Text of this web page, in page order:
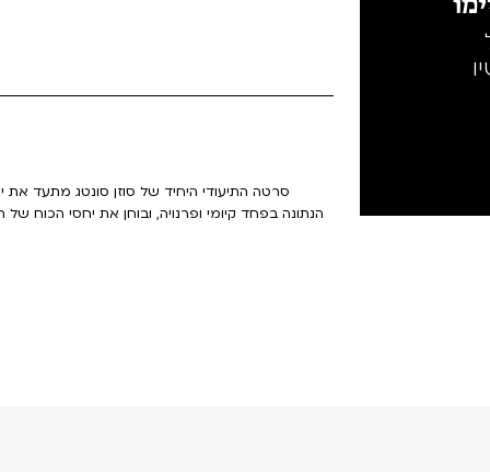
סרטה התיעודי היחיד של סוזן סונטג מתעד
הנתונה בפחד קיומי ופרנויה, ובוחן את יחסי הכוח